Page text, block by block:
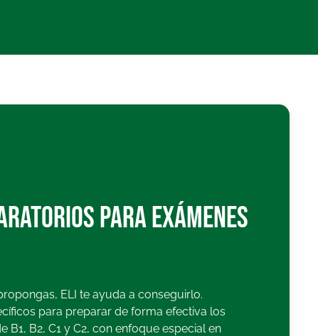
para exámenes
ELI te ayuda a conseguirlo.
para preparar de forma efectiva los
B1, B2, C1 y C2, con enfoque especial en